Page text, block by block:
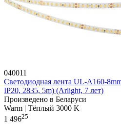
040011
Светодиодная лента UL-A160-
IP20, 2835, 5m) (Arlight, 7 лет)
Произведено в Беларуси
Warm | Тёплый 3000 K
1 49625